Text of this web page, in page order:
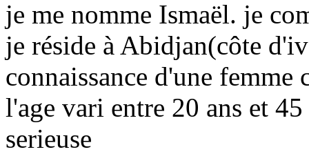
je me nomme Ismaël. je
je réside à Abidjan(côte
connaissance d'une
l'age vari entre 20 ans et
serieuse